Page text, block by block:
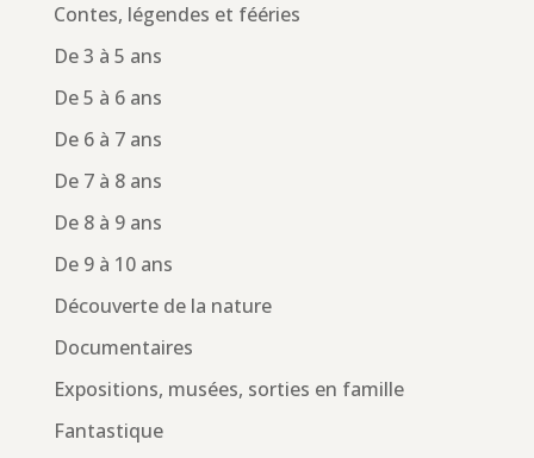
Contes, légendes et fééries
De 3 à 5 ans
De 5 à 6 ans
De 6 à 7 ans
De 7 à 8 ans
De 8 à 9 ans
De 9 à 10 ans
Découverte de la nature
Documentaires
Expositions, musées, sorties en famille
Fantastique